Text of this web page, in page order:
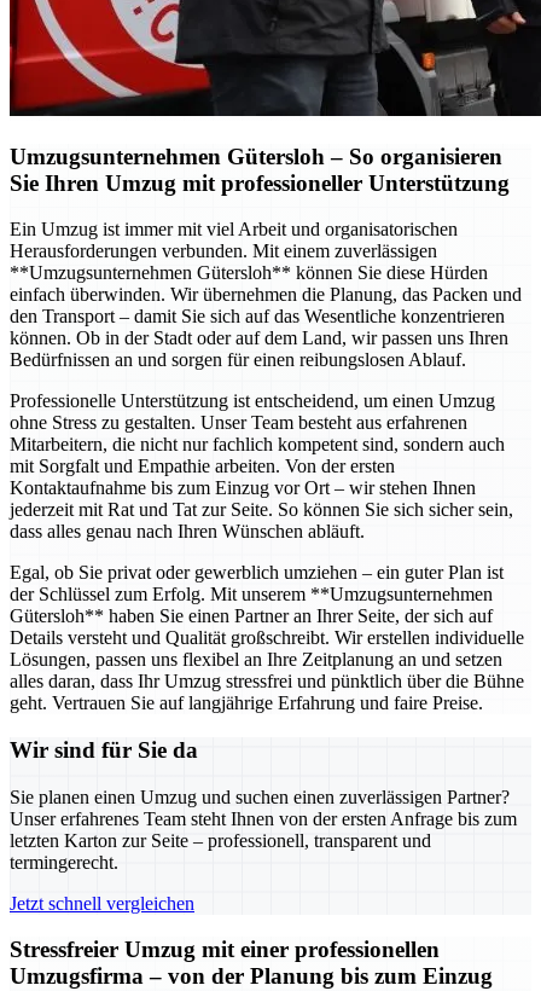
Umzugsunternehmen Gütersloh – So organisieren
Sie Ihren Umzug mit professioneller Unterstützung
Ein Umzug ist immer mit viel Arbeit und organisatorischen
Herausforderungen verbunden. Mit einem zuverlässigen
**Umzugsunternehmen Gütersloh** können Sie diese Hürden
einfach überwinden. Wir übernehmen die Planung, das Packen und
den Transport – damit Sie sich auf das Wesentliche konzentrieren
können. Ob in der Stadt oder auf dem Land, wir passen uns Ihren
Bedürfnissen an und sorgen für einen reibungslosen Ablauf.
Professionelle Unterstützung ist entscheidend, um einen Umzug
ohne Stress zu gestalten. Unser Team besteht aus erfahrenen
Mitarbeitern, die nicht nur fachlich kompetent sind, sondern auch
mit Sorgfalt und Empathie arbeiten. Von der ersten
Kontaktaufnahme bis zum Einzug vor Ort – wir stehen Ihnen
jederzeit mit Rat und Tat zur Seite. So können Sie sich sicher sein,
dass alles genau nach Ihren Wünschen abläuft.
Egal, ob Sie privat oder gewerblich umziehen – ein guter Plan ist
der Schlüssel zum Erfolg. Mit unserem **Umzugsunternehmen
Gütersloh** haben Sie einen Partner an Ihrer Seite, der sich auf
Details versteht und Qualität großschreibt. Wir erstellen individuelle
Lösungen, passen uns flexibel an Ihre Zeitplanung an und setzen
alles daran, dass Ihr Umzug stressfrei und pünktlich über die Bühne
geht. Vertrauen Sie auf langjährige Erfahrung und faire Preise.
Wir sind für Sie da
Sie planen einen Umzug und suchen einen zuverlässigen Partner?
Unser erfahrenes Team steht Ihnen von der ersten Anfrage bis zum
letzten Karton zur Seite – professionell, transparent und
termingerecht.
Jetzt schnell vergleichen
Stressfreier Umzug mit einer professionellen
Umzugsfirma – von der Planung bis zum Einzug